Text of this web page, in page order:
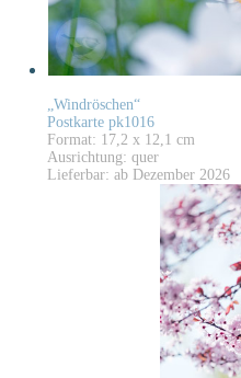
„Windröschen“
Postkarte pk1016
Format: 17,2 x 12,1 cm
Ausrichtung: quer
Lieferbar: ab Dezember 2026